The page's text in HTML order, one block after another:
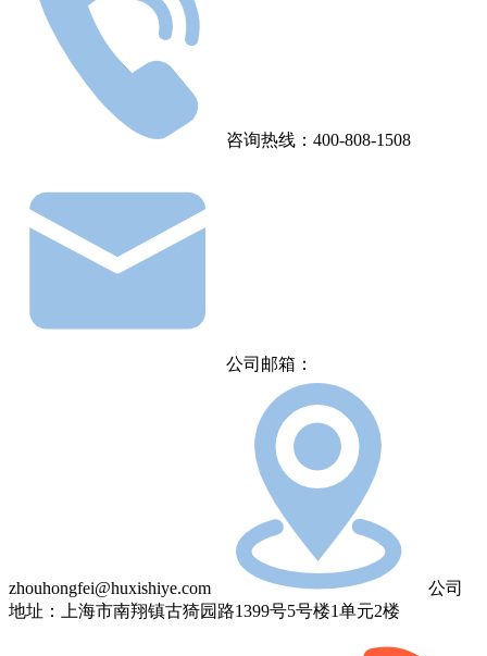
咨询热线：400-808-1508
公司邮箱：
zhouhongfei@huxishiye.com
公司
地址：上海市南翔镇古猗园路1399号5号楼1单元2楼